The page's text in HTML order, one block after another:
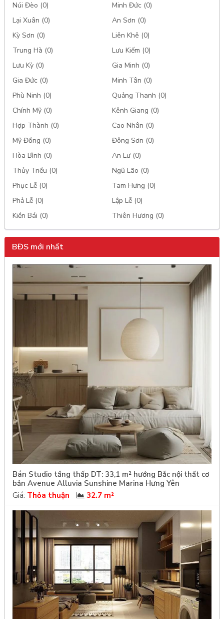
Núi Đèo (0)
Minh Đức (0)
Lại Xuân (0)
An Sơn (0)
Kỳ Sơn (0)
Liên Khê (0)
Trung Hà (0)
Lưu Kiếm (0)
Lưu Kỳ (0)
Gia Minh (0)
Gia Đức (0)
Minh Tân (0)
Phù Ninh (0)
Quảng Thanh (0)
Chính Mỹ (0)
Kênh Giang (0)
Hợp Thành (0)
Cao Nhân (0)
Mỹ Đồng (0)
Đông Sơn (0)
Hòa Bình (0)
An Lư (0)
Thủy Triều (0)
Ngũ Lão (0)
Phục Lễ (0)
Tam Hưng (0)
Phả Lễ (0)
Lập Lễ (0)
Kiền Bái (0)
Thiên Hương (0)
BĐS mới nhất
Bán Studio tầng thấp DT: 33,1 m² hướng Bắc nội thất cơ
bản Avenue Alluvia Sunshine Marina Hưng Yên
Giá: Thỏa thuận 32.7 m²